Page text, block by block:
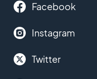
Facebook
Instagram
Twitter